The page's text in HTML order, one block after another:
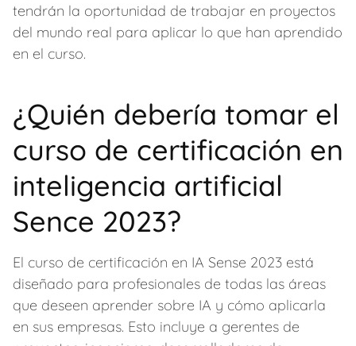
tendrán la oportunidad de trabajar en proyectos
del mundo real para aplicar lo que han aprendido
en el curso.
¿Quién debería tomar el
curso de certificación en
inteligencia artificial
Sence 2023?
El curso de certificación en IA Sense 2023 está
diseñado para profesionales de todas las áreas
que deseen aprender sobre IA y cómo aplicarla
en sus empresas. Esto incluye a gerentes de